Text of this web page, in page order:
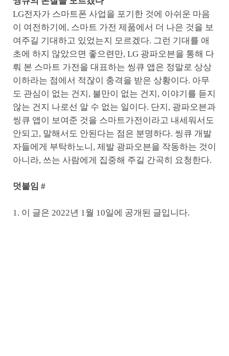
LG전자가 스마트폰 사업을 포기한 것에 아쉬운 마음
이 여전하기에, 스마트 가전 제품에서 더 나은 것을 보
여주길 기대하고 있었는지 모르겠다. 그런 기대를 애
초에 하지 않았으면 좋으련만, LG 광파오븐을 통해 다
뤄 본 스마트 가전을 대표하는 씽큐 앱은 정말로 상상
이하라는 점에서 적잖이 충격을 받은 상황이다. 아무
도 관심이 없는 건지, 불만이 없는 건지, 이야기를 듣지
않는 건지 나로선 알 수 없는 일이다. 단지, 광파오븐과
씽큐 앱이 보여준 것을 스마트가전이라고 내세워서도
안되고, 말해서도 안된다는 점은 분명하다. 씽큐 개발
자들에게 부탁하노니, 제발 광파오븐을 작동하는 것이
아니라, 쓰는 사람에게 집중해 주길 간곡히 요청한다.
덧붙임 #
1. 이 글은 2022년 1월 10일에 공개된 글입니다.